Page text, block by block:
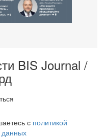
BIS Journal /
с политикой
данных